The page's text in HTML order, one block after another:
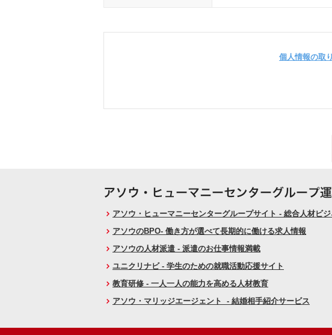
個人情報の取
アソウ・ヒューマニーセンターグループサイト - 総合人材ビ
アソウのBPO- 働き方が選べて長期的に働ける求人情報
アソウの人材派遣 - 派遣のお仕事情報満載
ユニクリナビ - 学生のための就職活動応援サイト
教育研修 - 一人一人の能力を高める人材教育
アソウ・マリッジエージェント - 結婚相手紹介サービス